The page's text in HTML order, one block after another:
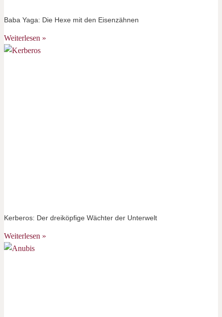
Baba Yaga: Die Hexe mit den Eisenzähnen
Weiterlesen »
Kerberos: Der dreiköpfige Wächter der Unterwelt
Weiterlesen »